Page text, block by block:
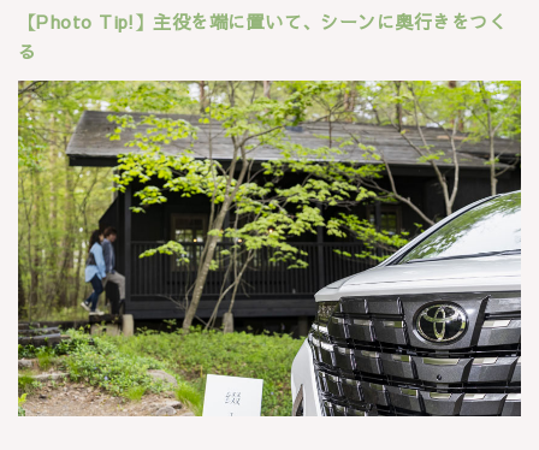
【Photo Tip!】主役を端に置いて、シーンに奥行きをつく
る